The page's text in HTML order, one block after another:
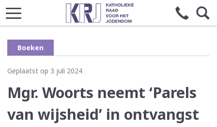
Boeken
Geplaatst op 3 juli 2024
Mgr. Woorts neemt ‘Parels
van wijsheid’ in ontvangst